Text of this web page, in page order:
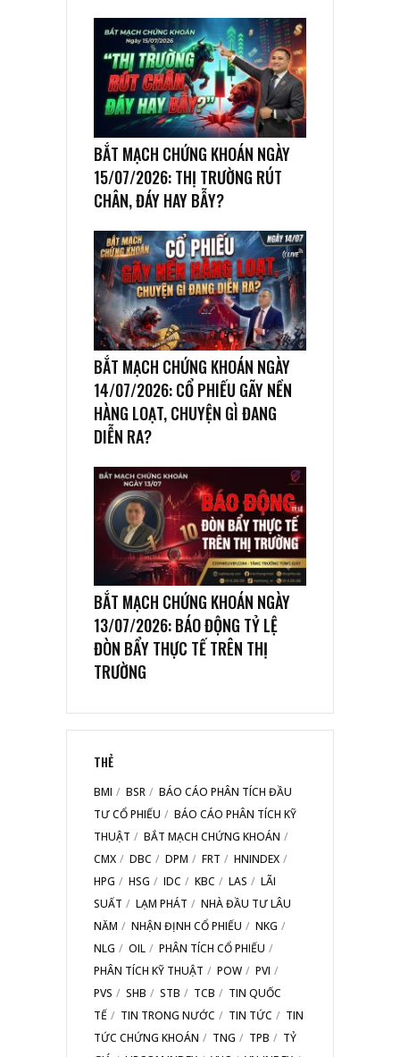
BẮT MẠCH CHỨNG KHOÁN NGÀY
15/07/2026: THỊ TRƯỜNG RÚT
CHÂN, ĐÁY HAY BẪY?
BẮT MẠCH CHỨNG KHOÁN NGÀY
14/07/2026: CỔ PHIẾU GÃY NỀN
HÀNG LOẠT, CHUYỆN GÌ ĐANG
DIỄN RA?
BẮT MẠCH CHỨNG KHOÁN NGÀY
13/07/2026: BÁO ĐỘNG TỶ LỆ
ĐÒN BẨY THỰC TẾ TRÊN THỊ
TRƯỜNG
THẺ
BMI BSR
BÁO CÁO PHÂN TÍCH ĐẦU
TƯ CỔ PHIẾU
BÁO CÁO PHÂN TÍCH KỸ
THUẬT
BẮT MẠCH CHỨNG KHOÁN
CMX
DBC DPM FRT
HNINDEX
HPG
HSG IDC KBC LAS
LÃI
SUẤT
LẠM PHÁT
NHÀ ĐẦU TƯ LÂU
NĂM
NHẬN ĐỊNH CỔ PHIẾU
NKG
NLG
OIL
PHÂN TÍCH CỔ PHIẾU
PHÂN TÍCH KỸ THUẬT
POW
PVI
PVS
SHB STB TCB
TIN QUỐC
TẾ
TIN TRONG NƯỚC TIN TỨC
TIN
TỨC CHỨNG KHOÁN
TNG TPB
TỶ